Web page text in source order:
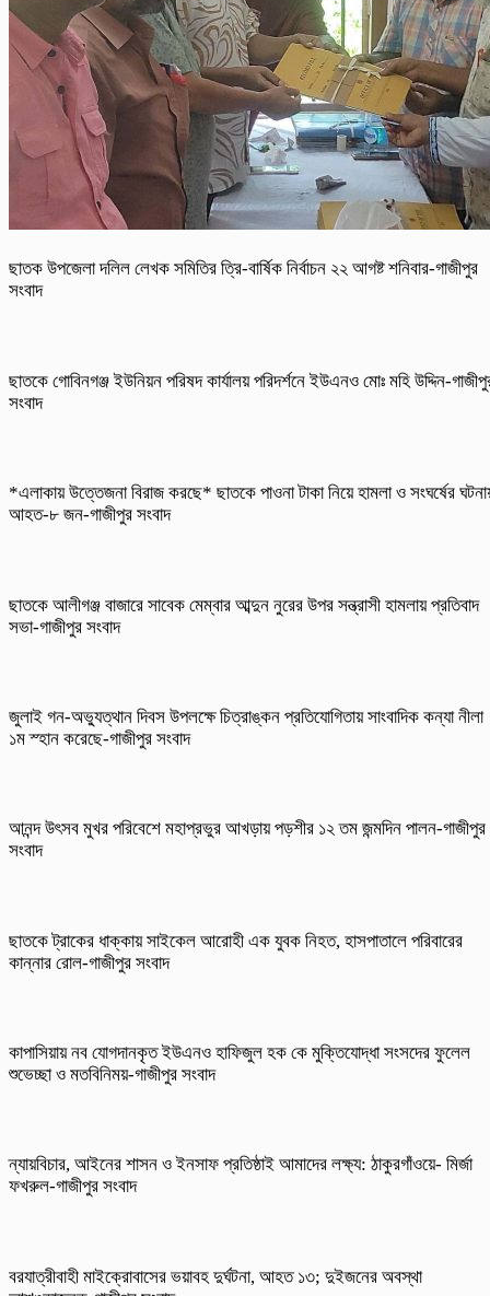
ছাতক উপজেলা দলিল লেখক সমিতির ত্রি-বার্ষিক নির্বাচন ২২ আগষ্ট শনিবার-গাজীপুর
সংবাদ
ছাতকে গোবিনগঞ্জ ইউনিয়ন পরিষদ কার্যালয় পরিদর্শনে ইউএনও মোঃ মহি উদ্দিন-
সংবাদ
*এলাকায় উত্তেজনা বিরাজ করছে* ছাতকে পাওনা টাকা নিয়ে হামলা ও সংঘর্ষের
আহত-৮ জন-গাজীপুর সংবাদ
ছাতকে আলীগঞ্জ বাজারে সাবেক মেম্বার আব্দুন নুরের উপর সন্ত্রাসী হামলায় প্রতিবাদ
সভা-গাজীপুর সংবাদ
জুলাই গন-অভ্যুত্থান দিবস উপলক্ষে চিত্রাঙ্কন প্রতিযোগিতায় সাংবাদিক কন্যা নীলা
১ম স্হান করেছে-গাজীপুর সংবাদ
আনন্দ উৎসব মুখর পরিবেশে মহাপ্রভুর আখড়ায় পড়শীর ১২ তম জন্মদিন পালন-গাজীপুর
সংবাদ
ছাতকে ট্রাকের ধাক্কায় সাইকেল আরোহী এক যুবক নিহত, হাসপাতালে পরিবারের
কান্নার রোল-গাজীপুর সংবাদ
কাপাসিয়ায় নব যোগদানকৃত ইউএনও হাফিজুল হক কে মুক্তিযোদ্ধা সংসদের ফুলেল
শুভেচ্ছা ও মতবিনিময়-গাজীপুর সংবাদ
ন্যায়বিচার, আইনের শাসন ও ইনসাফ প্রতিষ্ঠাই আমাদের লক্ষ্য: ঠাকুরগাঁওয়ে- মির্জা
ফখরুল-গাজীপুর সংবাদ
বরযাত্রীবাহী মাইক্রোবাসের ভয়াবহ দুর্ঘটনা, আহত ১৩; দুইজনের অবস্থা